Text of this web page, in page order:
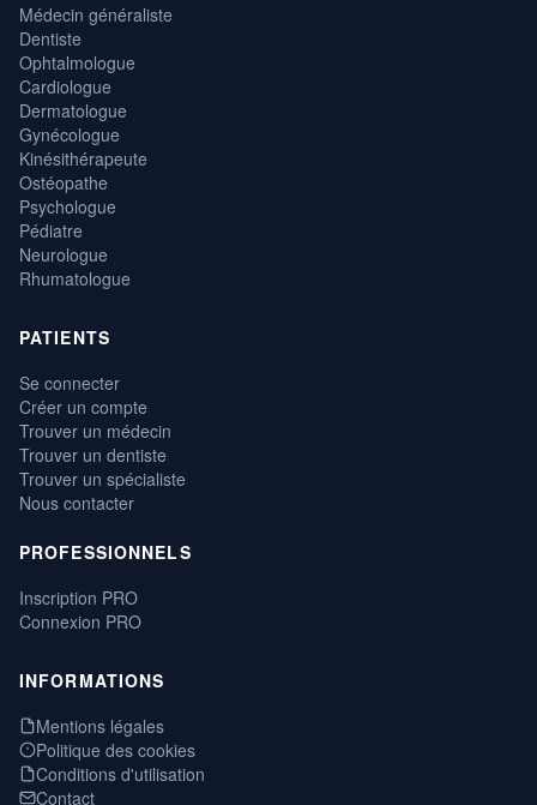
Médecin généraliste
Dentiste
Ophtalmologue
Cardiologue
Dermatologue
Gynécologue
Kinésithérapeute
Ostéopathe
Psychologue
Pédiatre
Neurologue
Rhumatologue
PATIENTS
Se connecter
Créer un compte
Trouver un médecin
Trouver un dentiste
Trouver un spécialiste
Nous contacter
PROFESSIONNELS
Inscription PRO
Connexion PRO
INFORMATIONS
Mentions légales
Politique des cookies
Conditions d'utilisation
Contact